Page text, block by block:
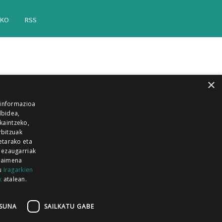
RSS
GUKA
GUKA ZUMAIA GUKA
×
eta
Iragarkien
atalean.
SAILKATU GABE